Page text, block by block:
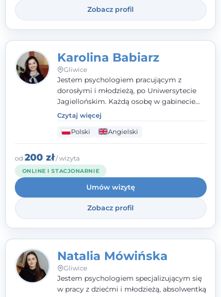
Zobacz profil
Karolina Babiarz
Gliwice
Jestem psychologiem pracującym z
dorosłymi i młodzieżą, po Uniwersytecie
Jagiellońskim. Każdą osobę w gabinecie
traktuję jak osobną historię, którą poznaję,
budując relację opartą na zaufaniu i
empatii. Przyjmuję w Poradni Teraply.pl w
Gliwicach oraz online, po polsku i po
angielsku.
Czytaj więcej
Polski Angielski
od 200 zł/ wizyta
ONLINE I STACJONARNIE
Umów wizytę
Zobacz profil
Natalia Mówińska
Gliwice
Jestem psychologiem specjalizującym się
w pracy z dziećmi i młodzieżą, absolwentką